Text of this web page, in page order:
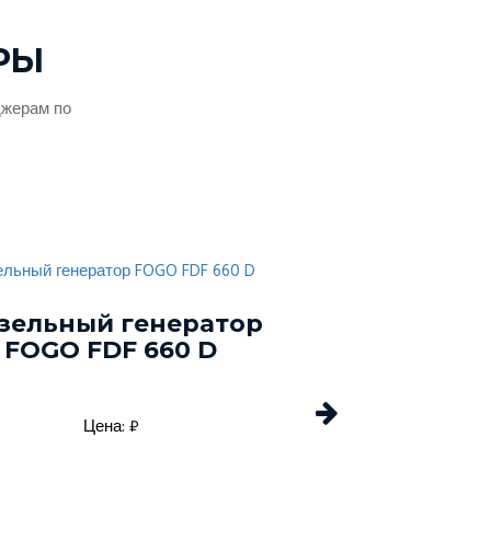
по
генератор
FOGO FDF 660 D
Цена: ₽